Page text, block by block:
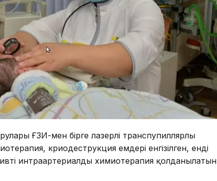
ҒЗИ-мен бірге лазерлі транспупиллярлы
криодеструкция емдері енгізілген, енді
интраартериалды химиотерапия қолданылатын